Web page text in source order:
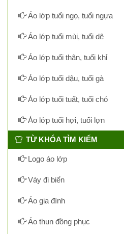
Áo lớp tuổi ngọ, tuổi ngựa
Áo lớp tuổi mùi, tuổi dê
Áo lớp tuổi thân, tuổi khỉ
Áo lớp tuổi dậu, tuổi gà
Áo lớp tuổi tuất, tuổi chó
Áo lớp tuổi hợi, tuổi lợn
TỪ KHÓA TÌM KIẾM
Logo áo lớp
Váy đi biển
Áo gia đình
Áo thun đồng phục